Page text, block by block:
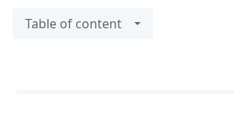
Table of content